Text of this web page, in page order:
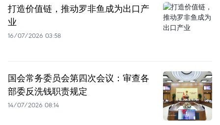
打造价值链，推动罗非鱼成为出口产
业
16/07/2026 03:58
国会常务委员会第四次会议：审查各
部委反洗钱职责规定
14/07/2026 08:14